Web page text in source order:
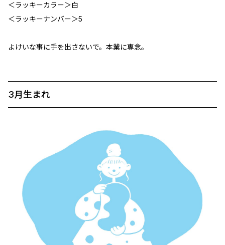
＜ラッキーカラー＞白
＜ラッキーナンバー＞5
よけいな事に手を出さないで。本業に専念。
3月生まれ